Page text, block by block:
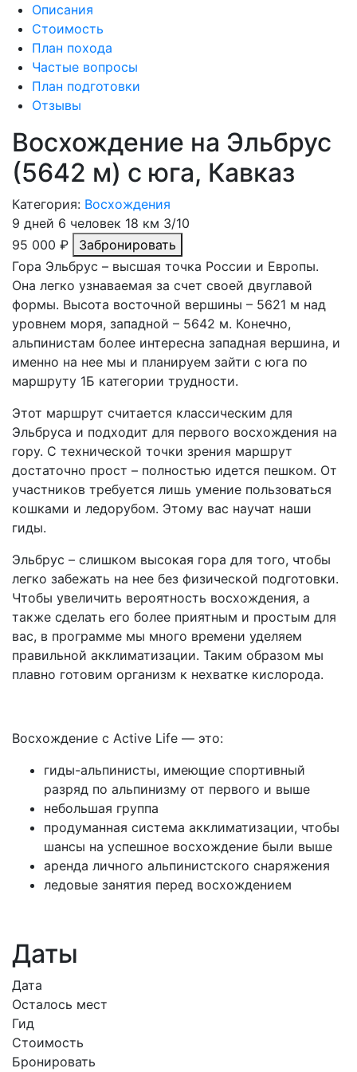
Описания
Стоимость
План похода
Частые вопросы
План подготовки
Отзывы
Восхождение на Эльбрус
(5642 м) с юга, Кавказ
95 000 ₽ Забронировать
Категория: Восхождения
9 дней 6 человек 18 км 3/10
Гора Эльбрус – высшая точка России и Европы.
Она легко узнаваемая за счет своей двуглавой
формы. Высота восточной вершины – 5621 м над
уровнем моря, западной – 5642 м. Конечно,
альпинистам более интересна западная вершина, и
именно на нее мы и планируем зайти с юга по
маршруту 1Б категории трудности.
Этот маршрут считается классическим для
Эльбруса и подходит для первого восхождения на
гору. С технической точки зрения маршрут
достаточно прост – полностью идется пешком. От
участников требуется лишь умение пользоваться
кошками и ледорубом. Этому вас научат наши
гиды.
Эльбрус – слишком высокая гора для того, чтобы
легко забежать на нее без физической подготовки.
Чтобы увеличить вероятность восхождения, а
также сделать его более приятным и простым для
вас, в программе мы много времени уделяем
правильной акклиматизации. Таким образом мы
плавно готовим организм к нехватке кислорода.
Восхождение с Active Life — это:
гиды-альпинисты, имеющие спортивный
разряд по альпинизму от первого и выше
небольшая группа
продуманная система акклиматизации, чтобы
шансы на успешное восхождение были выше
аренда личного альпинистского снаряжения
ледовые занятия перед восхождением
Даты
Дата
Осталось мест
Гид
Стоимость
Бронировать